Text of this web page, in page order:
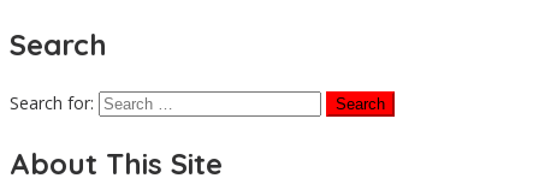
Search
Search for:
About This Site